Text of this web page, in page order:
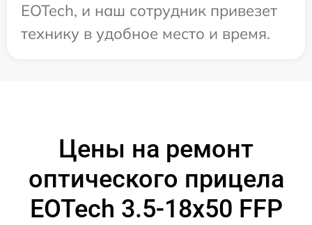
EOTech, и наш сотрудник привезет
технику в удобное место и время.
Цены на ремонт
оптического прицела
EOTech 3.5-18x50 FFP